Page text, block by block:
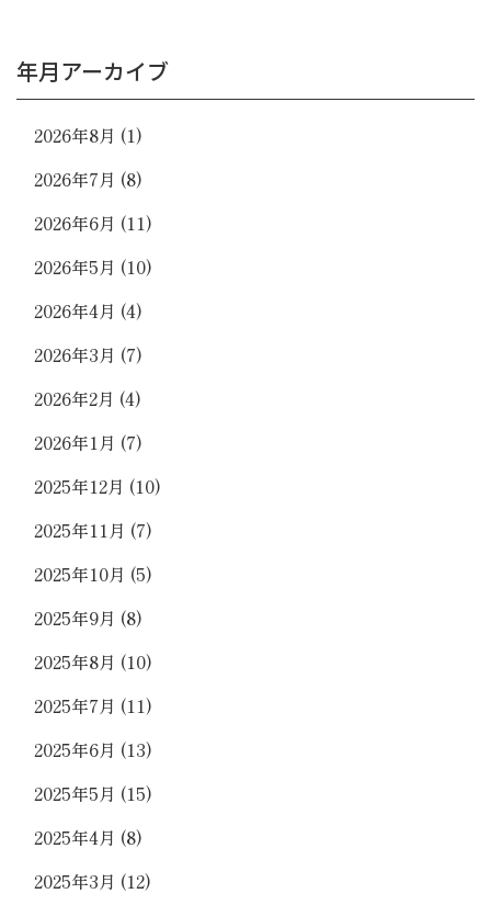
年月アーカイブ
2026年8月 (1)
2026年7月 (8)
2026年6月 (11)
2026年5月 (10)
2026年4月 (4)
2026年3月 (7)
2026年2月 (4)
2026年1月 (7)
2025年12月 (10)
2025年11月 (7)
2025年10月 (5)
2025年9月 (8)
2025年8月 (10)
2025年7月 (11)
2025年6月 (13)
2025年5月 (15)
2025年4月 (8)
2025年3月 (12)